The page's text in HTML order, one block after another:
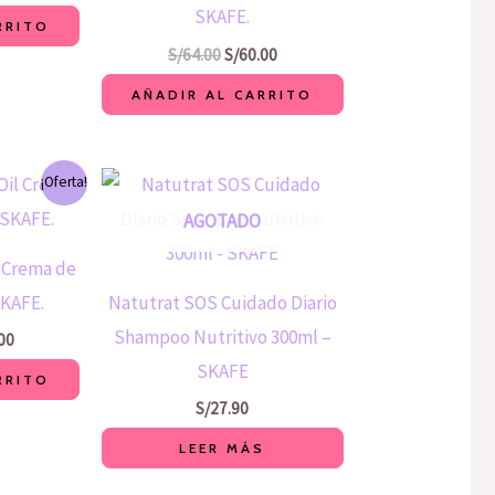
SKAFE.
S/64.00S/60.00
AÑADIR AL CARRITO
¡Oferta!
de
El
precio
actual
S/60.00.
AGOTADO
Natutrat SOS Cuidado Diario
Shampoo Nutritivo 300ml –
SKAFE
S/27.90
LEER MÁS